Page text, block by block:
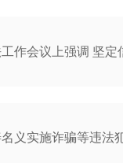
作会议上强调 坚
义实施诈骗等违法